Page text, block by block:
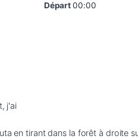
Départ00:00
j'ai
en tirant dans la forêt à droite